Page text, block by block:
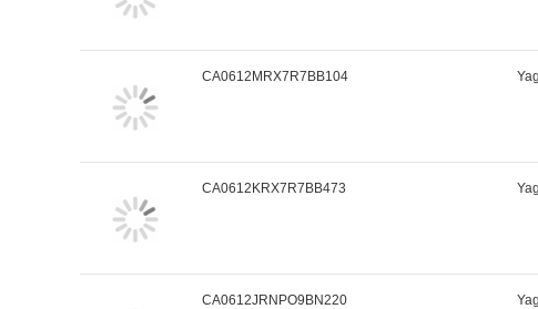
CA0612MRX7R7BB104
CA0612KRX7R7BB473
CA0612JRNPO9BN220